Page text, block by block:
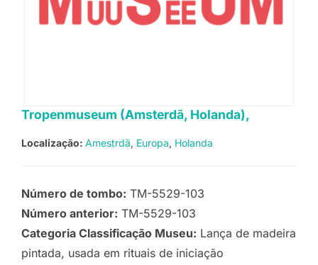
Tropenmuseum (Amsterdã, Holanda),
Localização: Amestrdã Europa Holanda
Número de tombo: TM-5529-103
Número anterior: TM-5529-103
Categoria Classificação Museu: Lança de madeira
pintada, usada em rituais de iniciação